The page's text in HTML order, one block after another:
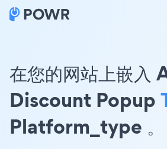
在您的网站上嵌入
Discount Popup
Platform_type 。